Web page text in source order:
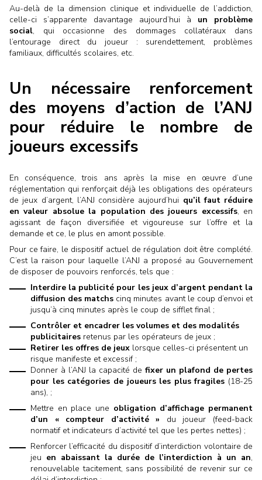
Au-delà de la dimension clinique et individuelle de l’addiction,
celle-ci s’apparente davantage aujourd’hui à un problème
social, qui occasionne des dommages collatéraux dans
l’entourage direct du joueur : surendettement, problèmes
familiaux, difficultés scolaires, etc.
Un nécessaire renforcement
des moyens d’action de l’ANJ
pour réduire le nombre de
joueurs excessifs
En conséquence, trois ans après la mise en œuvre d’une
réglementation qui renforçait déjà les obligations des opérateurs
de jeux d’argent, l’ANJ considère aujourd’hui qu’il faut réduire
en valeur absolue la population des joueurs excessifs, en
agissant de façon diversifiée et vigoureuse sur l’offre et la
demande et ce, le plus en amont possible.
Pour ce faire, le dispositif actuel de régulation doit être complété.
C’est la raison pour laquelle l’ANJ a proposé au Gouvernement
de disposer de pouvoirs renforcés, tels que :
Interdire la publicité pour les jeux d’argent pendant la
diffusion des matchs cinq minutes avant le coup d’envoi et
jusqu’à cinq minutes après le coup de sifflet final ;
Contrôler et encadrer les volumes et des modalités
publicitaires retenus par les opérateurs de jeux ;
Retirer les offres de jeux lorsque celles-ci présentent un
risque manifeste et excessif ;
Donner à l’ANJ la capacité de fixer un plafond de pertes
pour les catégories de joueurs les plus fragiles (18-25
ans), ;
Mettre en place une obligation d’affichage permanent
d’un « compteur d’activité » du joueur (feed-back
normatif et indicateurs d’activité tel que les pertes nettes) ;
Renforcer l’efficacité du dispositif d’interdiction volontaire de
jeu en abaissant la durée de l’interdiction à un an,
renouvelable tacitement, sans possibilité de revenir sur ce